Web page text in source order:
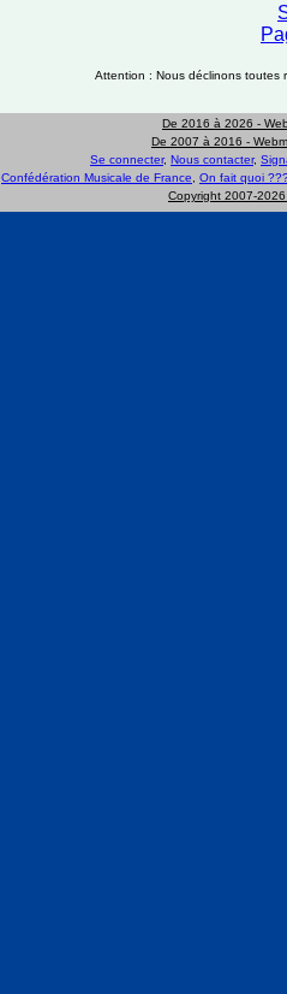
Attention : Nous déclinons toutes
De 2016 à 2026 -
De 2007 à 2016 -
Se connecter, Nous contacter,
Confédération Musicale de France
On fait quoi
Copyright 2007-